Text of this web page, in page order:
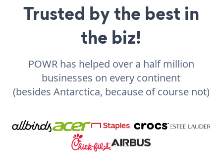
Trusted by the best in
the biz!
POWR has helped over a half million
businesses on every continent
(besides Antarctica, because of course not)